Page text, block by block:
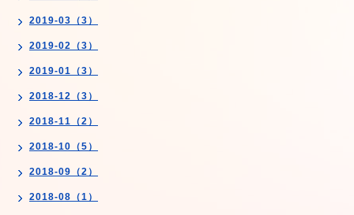
2019-03（3）
2019-02（3）
2019-01（3）
2018-12（3）
2018-11（2）
2018-10（5）
2018-09（2）
2018-08（1）